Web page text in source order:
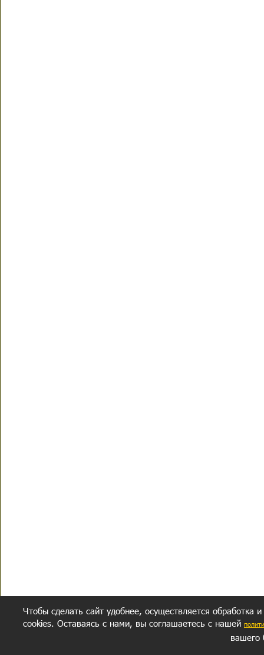
Чтобы сделать сайт удобнее, осуществляется обработка
cookies. Оставаясь с нами, вы соглашаетесь с нашей
вашего